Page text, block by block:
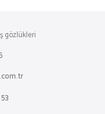
gözlükleri